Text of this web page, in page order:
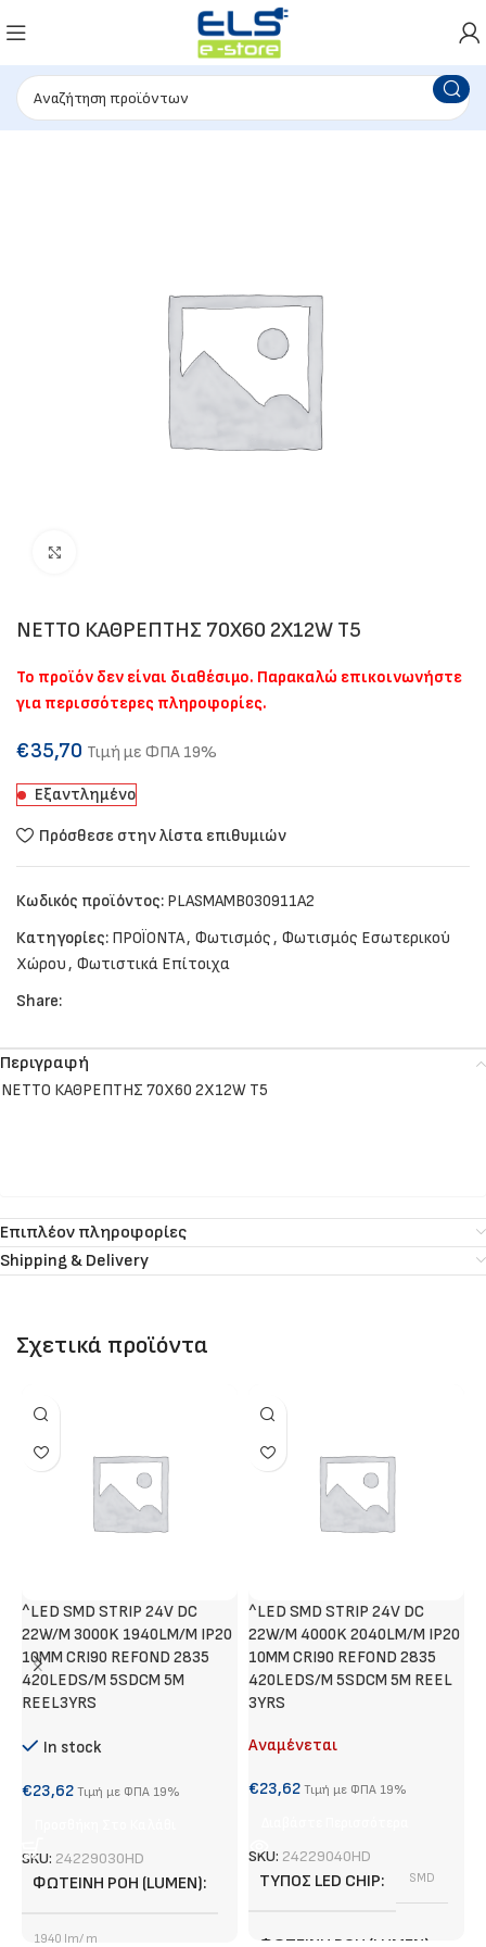
NETTO ΚΑΘΡΕΠΤΗΣ 70Χ60 2X12W T5
Το προϊόν δεν είναι διαθέσιμο. Παρακαλώ επικοινωνήστε
για περισσότερες πληροφορίες.
€35,70 Τιμή με ΦΠΑ 19%
Εξαντλημένο
Πρόσθεσε στην λίστα επιθυμιών
Κωδικός προϊόντος: PLASMAMB030911A2
Κατηγορίες: ΠΡΟΪΟΝΤΑ, Φωτισμός, Φωτισμός Εσωτερικού
Χώρου, Φωτιστικά Επίτοιχα
Share:
Περιγραφή
NETTO ΚΑΘΡΕΠΤΗΣ 70Χ60 2X12W T5
Επιπλέον πληροφορίες
Shipping & Delivery
Σχετικά προϊόντα
^LED SMD STRIP 24V DC
22W/M 3000K 1940LM/M IP20
10MM CRI90 REFOND 2835
420LEDS/M 5SDCM 5M
REEL3YRS
In stock
€23,62 Τιμή με ΦΠΑ 19%
SKU: 24229030HD
ΦΩΤΕΙΝΉ ΡΟΉ (LUMEN)
1940 lm/ m
^LED SMD STRIP 24V DC
22W/M 4000K 2040LM/M IP20
10MM CRI90 REFOND 2835
420LEDS/M 5SDCM 5M REEL
3YRS
Αναμένεται
€23,62 Τιμή με ΦΠΑ 19%
SKU: 24229040HD
ΤΎΠΟΣ LED CHIP SMD